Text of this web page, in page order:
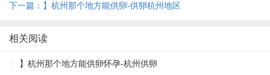
下一篇：】杭州那个地方能供卵-供卵杭州地区
相关阅读
】杭州那个地方能供卵怀孕-杭州供卵